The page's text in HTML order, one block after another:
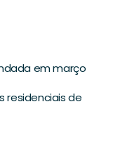
em março
residenciais de